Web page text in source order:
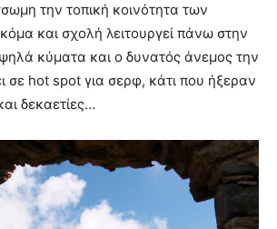
την τοπική κοινότητα των
και σχολή λειτουργεί πάνω στην
κύματα και ο δυνατός άνεμος την
σε hot spot για σερφ, κάτι που ήξεραν
δεκαετίες…